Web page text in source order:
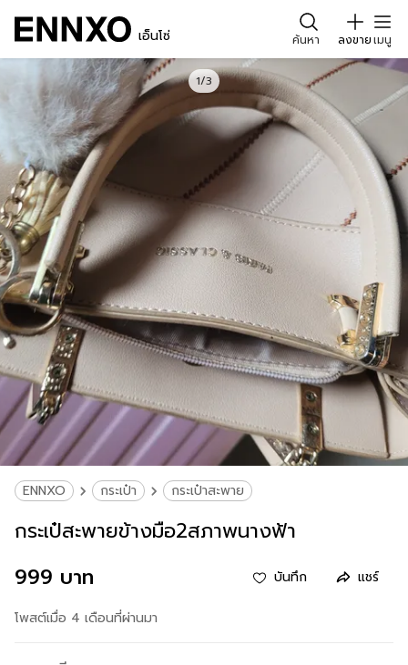
เอ็นโซ่ ค้นหา ลงขายเมนู
1/3
ENNXO กระเป๋า กระเป๋าสะพาย
กระเป๋สะพายข้างมือ2สภาพนางฟ้า
999 บาท
บันทึก แชร์
โพสต์เมื่อ 4 เดือนที่ผ่านมา